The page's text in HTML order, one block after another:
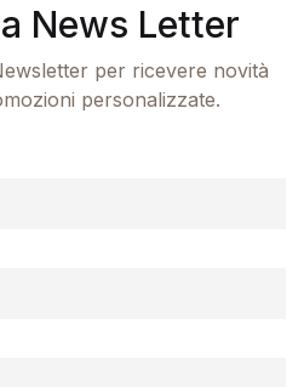
News Letter
per ricevere novità
personalizzate.